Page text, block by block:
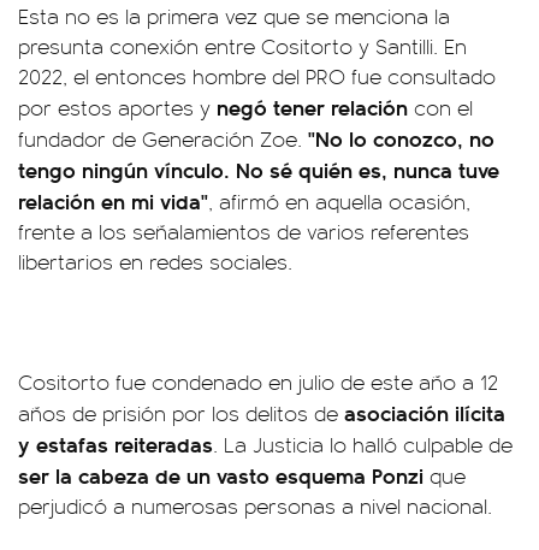
Esta no es la primera vez que se menciona la
presunta conexión entre Cositorto y Santilli. En
2022, el entonces hombre del PRO fue consultado
por estos aportes y negó tener relación con el
fundador de Generación Zoe. "No lo conozco, no
tengo ningún vínculo. No sé quién es, nunca tuve
relación en mi vida", afirmó en aquella ocasión,
frente a los señalamientos de varios referentes
libertarios en redes sociales.
Cositorto fue condenado en julio de este año a 12
años de prisión por los delitos de asociación ilícita
y estafas reiteradas. La Justicia lo halló culpable de
ser la cabeza de un vasto esquema Ponzi que
perjudicó a numerosas personas a nivel nacional.